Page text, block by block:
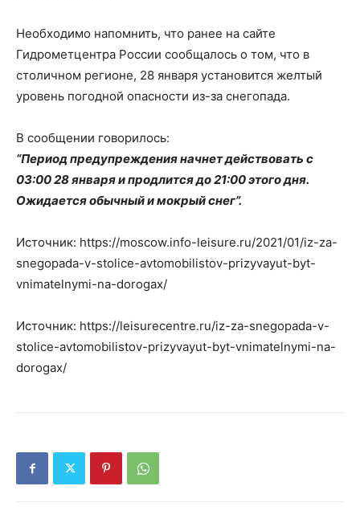
Необходимо напомнить, что ранее на сайте
Гидрометцентра России сообщалось о том, что в
столичном регионе, 28 января установится желтый
уровень погодной опасности из-за снегопада.
В сообщении говорилось:
“Период предупреждения начнет действовать с
03:00 28 января и продлится до 21:00 этого дня.
Ожидается обычный и мокрый снег”.
Источник: https://moscow.info-leisure.ru/2021/01/iz-za-
snegopada-v-stolice-avtomobilistov-prizyvayut-byt-
vnimatelnymi-na-dorogax/
Источник: https://leisurecentre.ru/iz-za-snegopada-v-
stolice-avtomobilistov-prizyvayut-byt-vnimatelnymi-na-
dorogax/